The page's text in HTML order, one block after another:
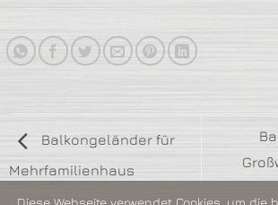
Balkongeländer für
Mehrfamilienhaus
Diese Webseite verwendet Cookies, um die